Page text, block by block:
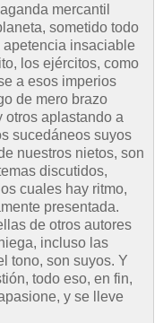
mercantil
sometido todo
insaciable
los ejércitos, como
a esos imperios
de mero brazo
otros aplastando a
sucedáneos suyos
nuestros nietos, son
discutidos,
cuales hay ritmo,
presentada.
de otros autores
incluso las
tono, son suyos. Y
todo eso, en fin,
y se lleve